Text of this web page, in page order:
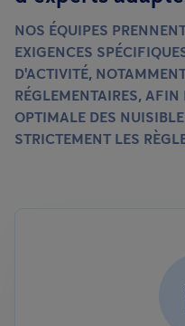
NOS ÉQUIPES
EXIGENCES
D'ACTIVITÉ,
RÉGLEMENTAIRES,
OPTIMALE DES
STRICTEMENT LES